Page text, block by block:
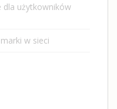
dla użytkowników
w sieci